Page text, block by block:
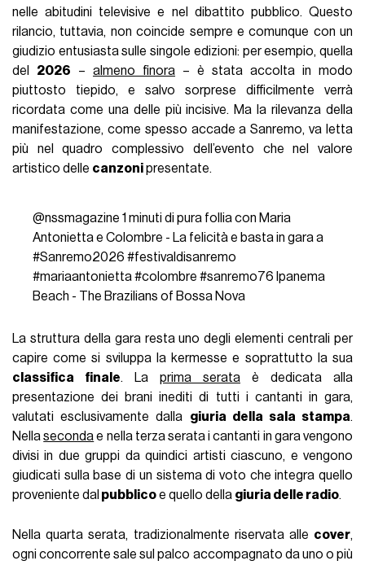
nelle abitudini televisive e nel dibattito pubblico. Questo
rilancio, tuttavia, non coincide sempre e comunque con un
giudizio entusiasta sulle singole edizioni: per esempio, quella
del 2026 –almeno finora – è stata accolta in modo
piuttosto tiepido, e salvo sorprese difficilmente verrà
ricordata come una delle più incisive. Ma la rilevanza della
manifestazione, come spesso accade a Sanremo, va letta
più nel quadro complessivo dell’evento che nel valore
artistico delle canzonipresentate.
@nssmagazine 1 minuti di pura follia con Maria
Antonietta e Colombre - La felicità e basta in gara a
#Sanremo2026 #festivaldisanremo
#mariaantonietta#colombre #sanremo76 Ipanema
Beach - The Brazilians of Bossa Nova
La struttura della gara resta uno degli elementi centrali per
capire come si sviluppa la kermesse e soprattutto la sua
classifica finale. Laprima serata è dedicata alla
presentazione dei brani inediti di tutti i cantanti in gara,
valutati esclusivamente dalla giuria della sala stampa.
Nellasecondae nella terza serata i cantanti in gara vengono
divisi in due gruppi da quindici artisti ciascuno, e vengono
giudicati sulla base di un sistema di voto che integra quello
proveniente dal pubblicoe quello della giuria delle radio.
Nella quarta serata, tradizionalmente riservata alle cover,
ogni concorrente sale sul palco accompagnato da uno o più